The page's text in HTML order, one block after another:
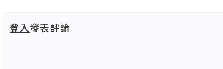
登入發表評論